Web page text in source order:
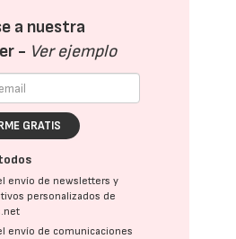
a nuestra
- Ver ejemplo
GRATIS
envío de newsletters y
personalizados de
envío de comunicaciones